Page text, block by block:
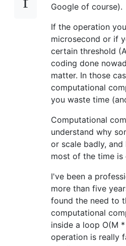
Google of course).
If the operation
microsecond or if
certain threshold
coding done
matter. In those
computational
you waste time
Computational
understand why
or scale badly,
most of the time is
I've been a
more than five
found the need to
computational
inside a loop O(M
operation is really